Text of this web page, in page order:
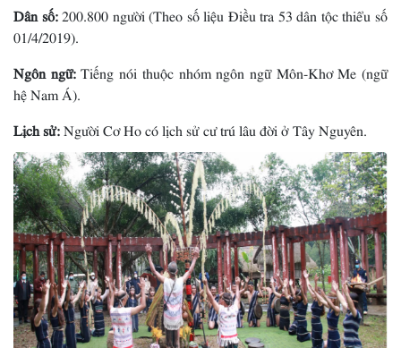
Dân số:200.800 người (Theo số liệu Điều tra 53 dân tộc thiểu số
01/4/2019).
Ngôn ngữ:Tiếng nói thuộc nhóm ngôn ngữ Môn-Khơ Me (ngữ
hệ Nam Á).
Lịch sử:Người Cơ Ho có lịch sử cư trú lâu đời ở Tây Nguyên.